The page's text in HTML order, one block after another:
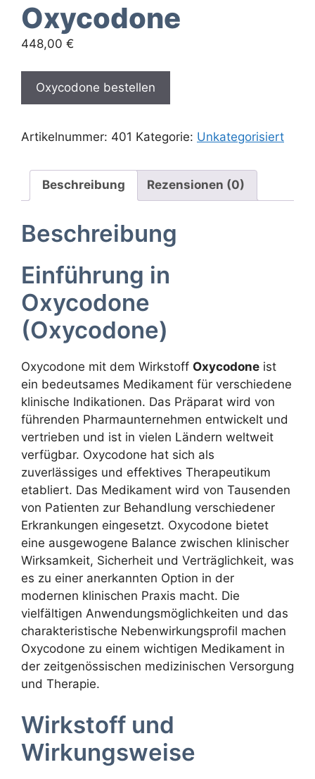
Oxycodone
448,00 €
Oxycodone bestellen
Artikelnummer: 401 Kategorie: Unkategorisiert
Beschreibung Rezensionen (0)
Beschreibung
Einführung in
Oxycodone
(Oxycodone)
Oxycodone mit dem Wirkstoff Oxycodone ist
ein bedeutsames Medikament für verschiedene
klinische Indikationen. Das Präparat wird von
führenden Pharmaunternehmen entwickelt und
vertrieben und ist in vielen Ländern weltweit
verfügbar. Oxycodone hat sich als
zuverlässiges und effektives Therapeutikum
etabliert. Das Medikament wird von Tausenden
von Patienten zur Behandlung verschiedener
Erkrankungen eingesetzt. Oxycodone bietet
eine ausgewogene Balance zwischen klinischer
Wirksamkeit, Sicherheit und Verträglichkeit, was
es zu einer anerkannten Option in der
modernen klinischen Praxis macht. Die
vielfältigen Anwendungsmöglichkeiten und das
charakteristische Nebenwirkungsprofil machen
Oxycodone zu einem wichtigen Medikament in
der zeitgenössischen medizinischen Versorgung
und Therapie.
Wirkstoff und
Wirkungsweise